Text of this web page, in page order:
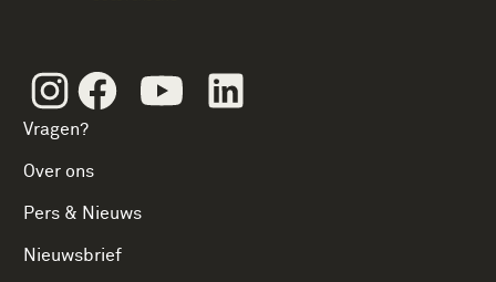
InstagramFacebookYoutube
Vragen?
Over ons
Pers & Nieuws
Nieuwsbrief